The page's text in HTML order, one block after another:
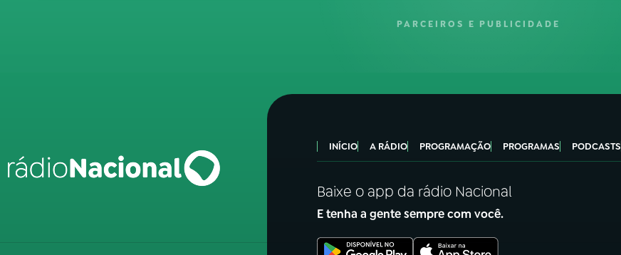
PARCEIROS E PUBLICIDADE
INÍCIO A RÁDIO PROGRAMAÇÃO PROGRAMAS PODCASTS
Baixe o app da rádio Nacional
E tenha a gente sempre com você.